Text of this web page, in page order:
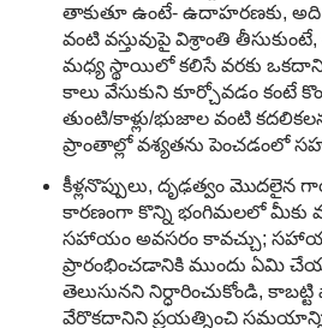
తాకుతూ ఉంటే- ఉదాహరణకు, అది
వంటి వస్తువుపై విశ్రాంతి
మధ్య స్థాయిలో కలిసే వరకు
కాలు వేసుకుని కూర్చోవడం కంటే
తుంటి/కాళ్లు/భుజాల వంటి
ప్రాంతాల్లో వశ్యతను పెంచడంలో
కీళ్లనొప్పులు, దృఢత్వం మొదలైన
కారణంగా కొన్ని భంగిమలలో మీకు
సహాయం అవసరం కావచ్చు;
ప్రారంభించడానికి ముందు ఏమి
తెలుసునని నిర్ధారించుకోండి,
వేరొకదానిని ప్రయత్నించి